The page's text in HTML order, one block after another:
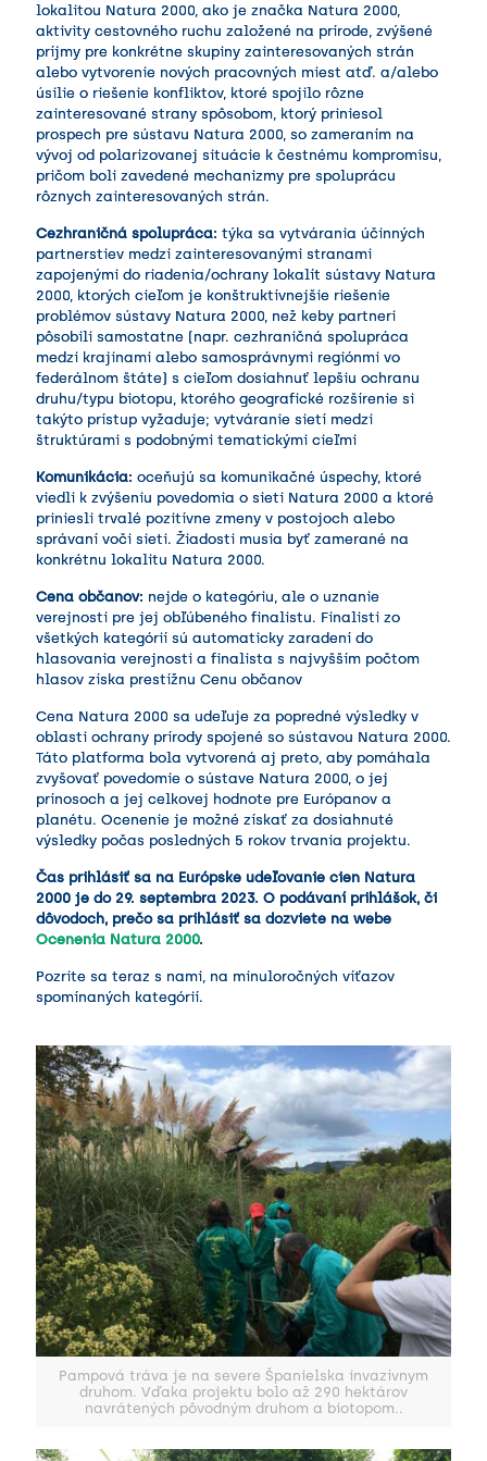
lokalitou Natura 2000, ako je značka Natura 2000,
aktivity cestovného ruchu založené na prírode, zvýšené
príjmy pre konkrétne skupiny zainteresovaných strán
alebo vytvorenie nových pracovných miest atď. a/alebo
úsilie o riešenie konfliktov, ktoré spojilo rôzne
zainteresované strany spôsobom, ktorý priniesol
prospech pre sústavu Natura 2000, so zameraním na
vývoj od polarizovanej situácie k čestnému kompromisu,
pričom boli zavedené mechanizmy pre spoluprácu
rôznych zainteresovaných strán.
Cezhraničná spolupráca: týka sa vytvárania účinných
partnerstiev medzi zainteresovanými stranami
zapojenými do riadenia/ochrany lokalít sústavy Natura
2000, ktorých cieľom je konštruktívnejšie riešenie
problémov sústavy Natura 2000, než keby partneri
pôsobili samostatne (napr. cezhraničná spolupráca
medzi krajinami alebo samosprávnymi regiónmi vo
federálnom štáte) s cieľom dosiahnuť lepšiu ochranu
druhu/typu biotopu, ktorého geografické rozšírenie si
takýto prístup vyžaduje; vytváranie sietí medzi
štruktúrami s podobnými tematickými cieľmi
Komunikácia: oceňujú sa komunikačné úspechy, ktoré
viedli k zvýšeniu povedomia o sieti Natura 2000 a ktoré
priniesli trvalé pozitívne zmeny v postojoch alebo
správaní voči sieti. Žiadosti musia byť zamerané na
konkrétnu lokalitu Natura 2000.
Cena občanov: nejde o kategóriu, ale o uznanie
verejnosti pre jej obľúbeného finalistu. Finalisti zo
všetkých kategórií sú automaticky zaradení do
hlasovania verejnosti a finalista s najvyšším počtom
hlasov získa prestížnu Cenu občanov
Cena Natura 2000 sa udeľuje za popredné výsledky v
oblasti ochrany prírody spojené so sústavou Natura 2000.
Táto platforma bola vytvorená aj preto, aby pomáhala
zvyšovať povedomie o sústave Natura 2000, o jej
prínosoch a jej celkovej hodnote pre Európanov a
planétu. Ocenenie je možné získať za dosiahnuté
výsledky počas posledných 5 rokov trvania projektu.
Čas prihlásiť sa na Európske udeľovanie cien Natura
2000 je do 29. septembra 2023. O podávaní prihlášok, či
dôvodoch, prečo sa prihlásiť sa dozviete na webe
Ocenenia Natura 2000.
Pozrite sa teraz s nami, na minuloročných víťazov
spomínaných kategórií.
Pampová tráva je na severe Španielska invazívnym
druhom. Vďaka projektu bolo až 290 hektárov
navrátených pôvodným druhom a biotopom..